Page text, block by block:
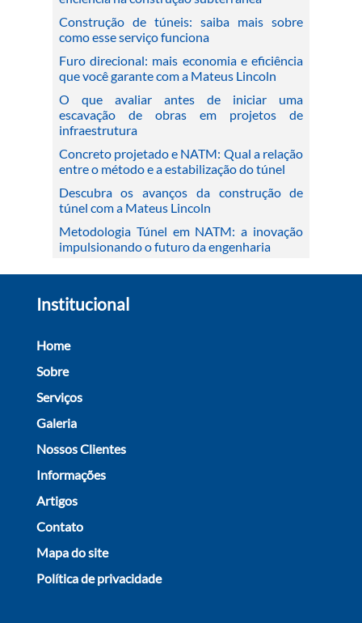
Construção de túneis: saiba mais sobre
como esse serviço funciona
Furo direcional: mais economia e eficiência
que você garante com a Mateus Lincoln
O que avaliar antes de iniciar uma
escavação de obras em projetos de
infraestrutura
Concreto projetado e NATM: Qual a relação
entre o método e a estabilização do túnel
Descubra os avanços da construção de
túnel com a Mateus Lincoln
Metodologia Túnel em NATM: a inovação
impulsionando o futuro da engenharia
Institucional
Home
Sobre
Serviços
Galeria
Nossos Clientes
Informações
Artigos
Contato
Mapa do site
Política de privacidade